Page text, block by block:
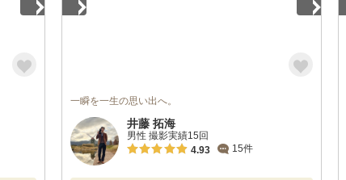
一瞬を一生の思い出へ。
井藤 拓海
男性 撮影実績15回
4.93
15件